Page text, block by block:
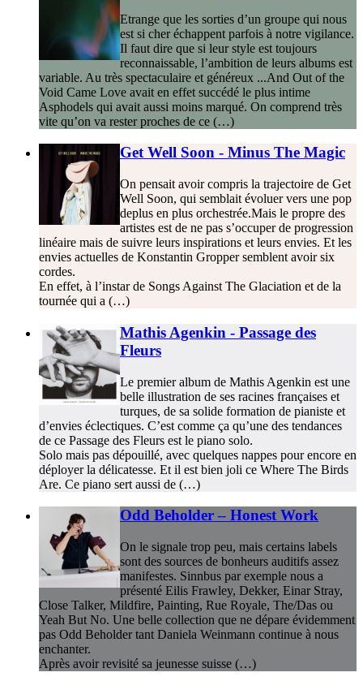
Etrange que les sorties d’un groupe qui nous
est si cher échappent parfois à notre vigilance.
Il faut dire que si leur style est toujours
reconnaissable, l’ambition de leurs albums est
variable. Au très spectaculaire et généreux ...And Out of the
Void Came Love avait en effet succédé le plus intime
Asphodels qui avait aussi moins marqué. On comprend très
vite qu’on va rester proches de ce (…)
Get Well Soon - Minus The Magic
On pensait avoir compris la trajectoire de Get
Well Soon, qui semblait évoluer vers une pop
deplus en plus orchestrée.Mais le propre des
artistes est de ne pas s’occuper de progression
linéaire mais de suivre leurs inspirations et leurs envies. Et les
envies actuelles de Konstantin Gropper semblent avoir six
cordes.
En effet, à l’instar de Songs Against The Glaciation et de la
tournée qui a (…)
Mathis Agenkin - Passage des
Fleurs
Le premier album de Mathis Agenkin est une
belle illustration de ses racines françaises et
turques, de sa solide formation de pianiste et
d’envies éclectiques. C’est comme ça qu’une des tendances
de ce Passage des Fleurs est le piano solo.
Solo mais pas dépouillé, avec quelques nappes pour encore en
déployer la délicatesse. Et il est bien joli ce Where The Birds
Are. Ce piano sert aussi de (…)
Odd Beholder – Honest Work
On le signale trop peu, mais certains labels
sont des sources de bonheurs auditifs assez
manifestes. Sinnbus par exemple nous a
présenté Eilis Frawley, Dekker, Einar Stray,
Close Talker, Mildfire, Painting, Rue Royale, The/Das ou
Yeah But No. Une belle collection que ne dépare évidemment
pas Odd Beholder tant Daniela Weinmann continue à nous
enchanter.
Après avoir revisité sa jeunesse suisse (…)